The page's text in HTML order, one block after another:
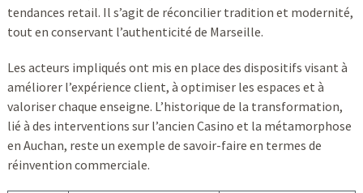
tendances retail. Il s’agit de réconcilier tradition et modernité,
tout en conservant l’authenticité de Marseille.
Les acteurs impliqués ont mis en place des dispositifs visant à
améliorer l’expérience client, à optimiser les espaces et à
valoriser chaque enseigne. L’historique de la transformation,
lié à des interventions sur l’ancien Casino et la métamorphose
en Auchan, reste un exemple de savoir-faire en termes de
réinvention commerciale.